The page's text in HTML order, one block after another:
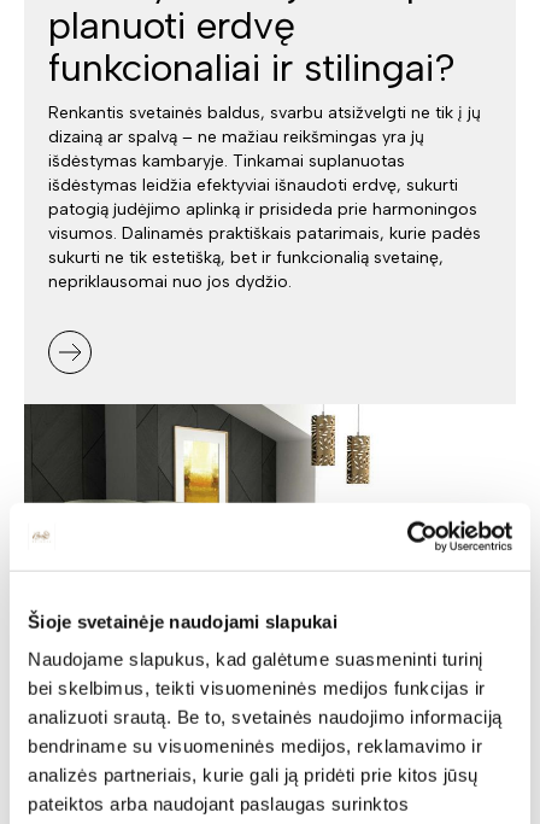
Šioje svetainėje naudojami slapukai
Naudojame slapukus, kad galėtume suasmeninti turinį
bei skelbimus, teikti visuomeninės medijos funkcijas ir
analizuoti srautą. Be to, svetainės naudojimo informaciją
bendriname su visuomeninės medijos, reklamavimo ir
analizės partneriais, kurie gali ją pridėti prie kitos jūsų
pateiktos arba naudojant paslaugas surinktos
planuoti erdvę
funkcionaliai ir stilingai?
Renkantis svetainės baldus, svarbu atsižvelgti ne tik į jų
dizainą ar spalvą – ne mažiau reikšmingas yra jų
išdėstymas kambaryje. Tinkamai suplanuotas
išdėstymas leidžia efektyviai išnaudoti erdvę, sukurti
patogią judėjimo aplinką ir prisideda prie harmoningos
visumos. Dalinamės praktiškais patarimais, kurie padės
sukurti ne tik estetišką, bet ir funkcionalią svetainę,
nepriklausomai nuo jos dydžio.
Minkšti baldai -
jaukumas ir stilius jūsų
namuose